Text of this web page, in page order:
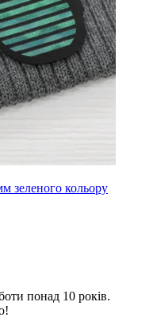
зеленого кольору
понад 10 років.